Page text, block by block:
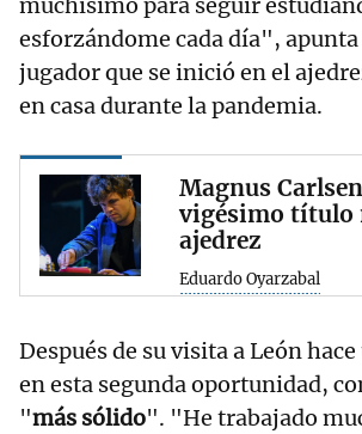
esforzándome cada día", apunta
jugador que se inició en el
en casa durante la pandemia.
Magnus
vigésimo título
ajedrez
Eduardo Oyarzabal
Después de su visita a León
en esta segunda oportunidad,
"más sólido". "He trabajado